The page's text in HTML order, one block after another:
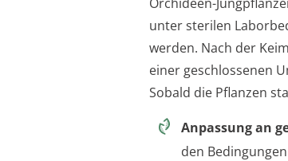
unter sterilen
werden. Nach der
einer geschlossenen
Sobald die Pflanzen
Anpassung an
den